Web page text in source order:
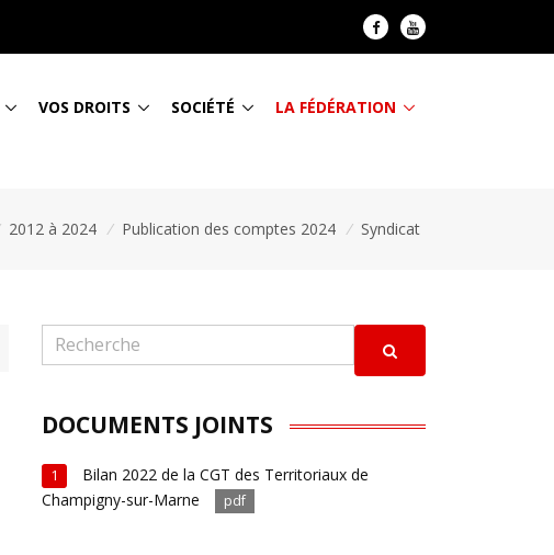
VOS DROITS SOCIÉTÉ LA FÉDÉRATION
2012 à 2024 / Publication des comptes 2024 / Syndicat
DOCUMENTS JOINTS
1
Bilan 2022 de la CGT des Territoriaux de
Champigny-sur-Marne
pdf